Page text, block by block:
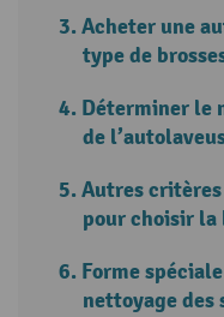
Acheter une
type de
Déterminer le
de
Autres
pour choisir la
Forme
nettoyage